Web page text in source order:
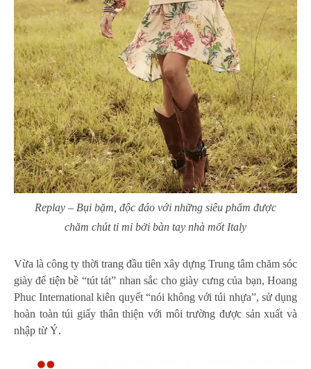
Replay – Bụi bặm, độc đáo với những siêu phẩm được
chăm chút tỉ mỉ bởi bàn tay nhà mốt Italy
Vừa là công ty thời trang đầu tiên xây dựng Trung tâm chăm sóc
giày để tiện bề “tút tát” nhan sắc cho giày cưng của bạn, Hoang
Phuc International kiên quyết “nói không với túi nhựa”, sử dụng
hoàn toàn túi giấy thân thiện với môi trường được sản xuất và
nhập từ Ý.